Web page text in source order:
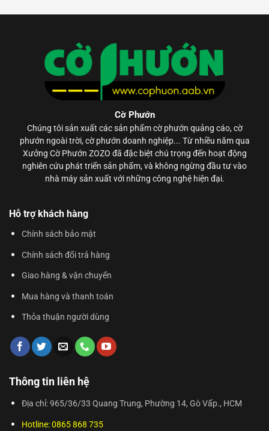
Cờ Phướn
Chúng tôi sản xuất các sản phẩmcờ phướn quảng cáo, cờ
phướn ngoài trời, cờ phướn doanh nghiệp... Từ nhiều năm qua
Xưởng Cờ Phướn ZOZO đã đặc biệt chú trọng đến hoạt động
nghiên cứu phát triển sản phẩm, và không ngừng đầu tư vào
nhà máy sản xuất với những công nghệ hiện đại.
Hỗ trợ khách hàng
Chính sách bảo mật
Chính sách đổi trả hàng
Giao hàng & vận chuyển
Mua hàng và thanh toán
Thỏa thuận người dùng
Thông tin liên hệ
Địa chỉ: 965/36/33 Quang Trung, Phường 14, Gò Vấp., HCM
Hotline: 0865 868 735